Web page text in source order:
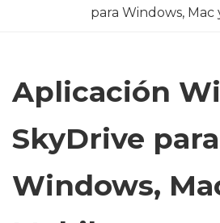
para Windows, Mac
Aplicación
SkyDrive para
Windows,